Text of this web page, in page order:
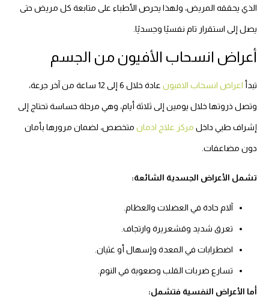
الذي يحققه المريض، ولهذا يحرص الأطباء على متابعة كل مريض حتى
يصل إلى استقرار تام نفسيًا وجسديًا.
أعراض انسحاب الأفيون من الجسم
تبدأ اعراض انسحاب الافيون عادة خلال 6 إلى 12 ساعة من آخر جرعة،
وتصل ذروتها خلال يومين إلى ثلاثة أيام، وهي مرحلة حساسة تحتاج إلى
إشراف طبي داخل مركز علاج ادمان متخصص، لضمان مرورها بأمان
دون مضاعفات.
تشمل الأعراض الجسدية الشائعة:
آلام حادة في العضلات والعظام.
تعرق شديد وقشعريرة وارتجاف.
اضطرابات في المعدة وإسهال أو غثيان.
تسارع ضربات القلب وصعوبة في النوم.
أما الأعراض النفسية فتشمل: